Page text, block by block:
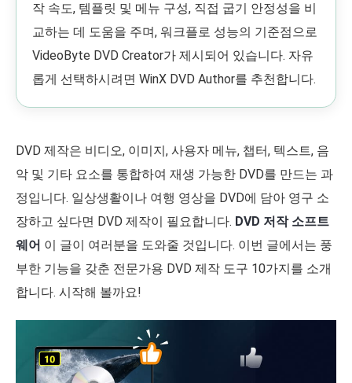
작 속도, 템플릿 및 메뉴 구성, 직접 굽기 안정성을 비
교하는 데 도움을 주며, 워크플로 성능의 기준점으로
VideoByte DVD Creator가 제시되어 있습니다. 자유
롭게 선택하시려면 WinX DVD Author를 추천합니다.
DVD 제작은 비디오, 이미지, 사용자 메뉴, 챕터, 텍스트, 음
악 및 기타 요소를 통합하여 재생 가능한 DVD를 만드는 과
정입니다. 일상생활이나 여행 영상을 DVD에 담아 영구 소
장하고 싶다면 DVD 제작이 필요합니다. DVD 저작 소프트
웨어 이 글이 여러분을 도와줄 것입니다. 이번 글에서는 풍
부한 기능을 갖춘 전문가용 DVD 제작 도구 10가지를 소개
합니다. 시작해 볼까요!